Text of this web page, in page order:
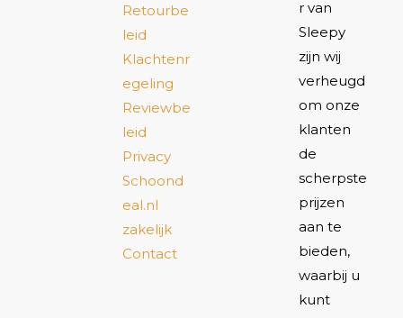
Retourbe
leid
Klachtenr
egeling
Reviewbe
leid
Privacy
Schoond
eal.nl
zakelijk
Contact
r van
Sleepy
zijn wij
verheugd
om onze
klanten
de
scherpste
prijzen
aan te
bieden,
waarbij u
kunt